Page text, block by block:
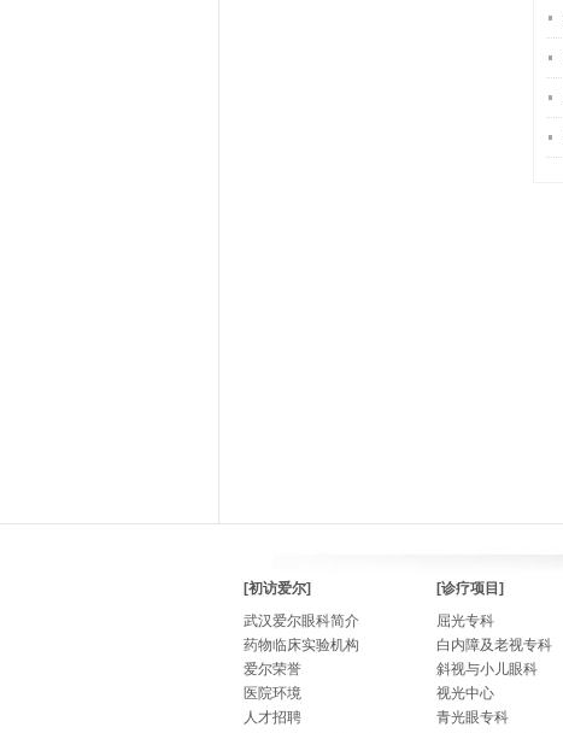
[初访爱尔]
武汉爱尔眼科简介
药物临床实验机构
爱尔荣誉
医院环境
人才招聘
[诊疗项目]
屈光专科
白内障及老视专科
斜视与小儿眼科
视光中心
青光眼专科